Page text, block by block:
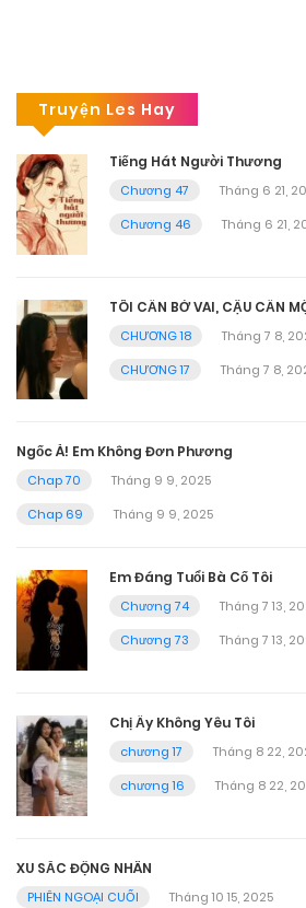
Truyện Les Hay
Tiếng Hát Người Thương
Chương 47
Tháng 6 21,
Chương 46
Tháng 6 21,
TÔI CẦN BỜ VAI, CẬU CẦN
CHƯƠNG 18
Tháng 7 8,
CHƯƠNG 17
Tháng 7 8,
Ngốc À! Em Không Đơn Phương
Chap 70
Tháng 9 9, 2025
Chap 69
Tháng 9 9, 2025
Em Đáng Tuổi Bà Cố Tôi
Chương 74
Tháng 7 13,
Chương 73
Tháng 7 13,
Chị Ấy Không Yêu Tôi
chương 17
Tháng 8 22,
chương 16
Tháng 8 22,
XU SẮC ĐỘNG NHÂN
PHIÊN NGOẠI CUỐI
Tháng 10 15, 2025